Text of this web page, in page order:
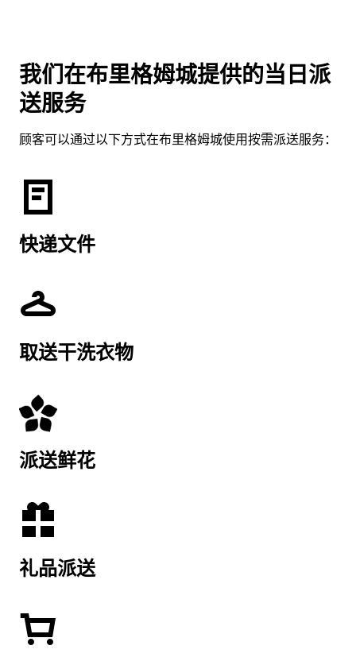
我们在布里格姆城提供的当日派
送服务
顾客可以通过以下方式在布里格姆城使用按需派送服务：
快递文件
取送干洗衣物
派送鲜花
礼品派送